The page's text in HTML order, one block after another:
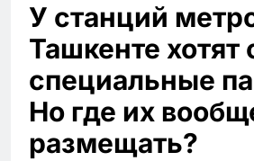
У станций
Ташкенте хотят
специальные
Но где их
размещать?